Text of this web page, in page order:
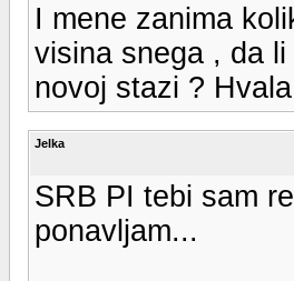
I mene zanima
visina snega , da
novoj stazi ?
Jelka
SRB PI tebi sam
ponavljam...